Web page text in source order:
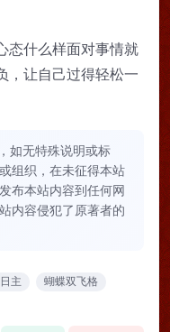
态什么样面对事情就
，让自己过得轻松一
如无特殊说明或标
组织，在未征得本站
布本站内容到任何网
内容侵犯了原著者的
主
蝴蝶双飞格